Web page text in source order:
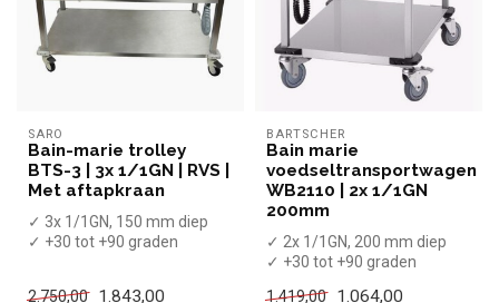
SARO
Bain-marie trolley
BTS-3 | 3x 1/1GN | RVS |
Met aftapkraan
✓ 3x 1/1GN, 150 mm diep
✓ +30 tot +90 graden
2.750,00
1.843,00
BARTSCHER
Bain marie
voedseltransportwagen
WB2110 | 2x 1/1GN
200mm
✓ 2x 1/1GN, 200 mm diep
✓ +30 tot +90 graden
1.419,00 1.064,00